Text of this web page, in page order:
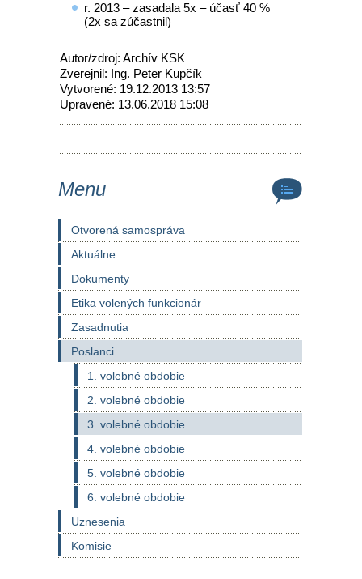
r. 2013 – zasadala 5x – účasť 40 %
(2x sa zúčastnil)
Autor/zdroj: Archív KSK
Zverejnil: Ing. Peter Kupčík
Vytvorené: 19.12.2013 13:57
Upravené: 13.06.2018 15:08
Menu
Otvorená samospráva
Aktuálne
Dokumenty
Etika volených funkcionár
Zasadnutia
Poslanci
1. volebné obdobie
2. volebné obdobie
3. volebné obdobie
4. volebné obdobie
5. volebné obdobie
6. volebné obdobie
Uznesenia
Komisie